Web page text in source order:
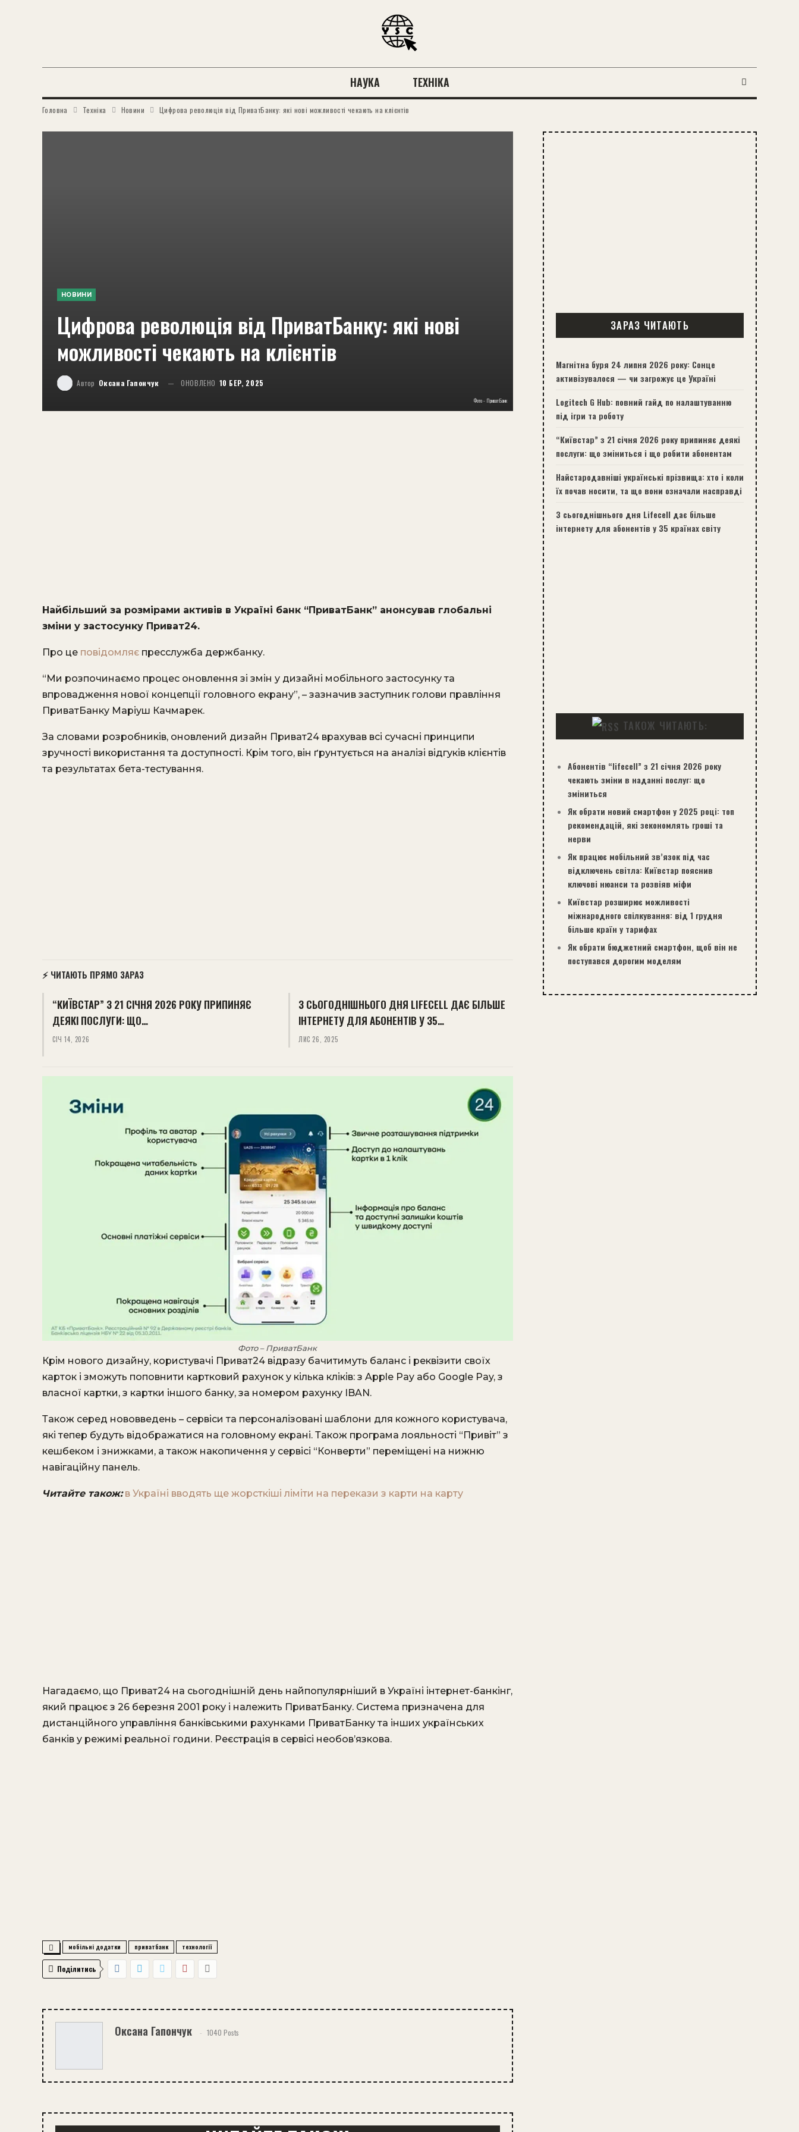
НАУКА ТЕХНІКА
Головна Техніка Новини Цифрова революція від ПриватБанку: які нові можливості чекають на клієнтів
НОВИНИ
Цифрова революція від ПриватБанку: які нові
можливості чекають на клієнтів
Автор Оксана Гапончук ОНОВЛЕНО 10 БЕР, 2025
Фото - ПриватБанк
Найбільший за розмірами активів в Україні банк “ПриватБанк” анонсував глобальні
зміни у застосунку Приват24.
Про це повідомляє пресслужба держбанку.
“Ми розпочинаємо процес оновлення зі змін у дизайні мобільного застосунку та
впровадження нової концепції головного екрану”, – зазначив заступник голови правління
ПриватБанку Маріуш Качмарек.
За словами розробників, оновлений дизайн Приват24 врахував всі сучасні принципи
зручності використання та доступності. Крім того, він ґрунтується на аналізі відгуків клієнтів
та результатах бета-тестування.
⚡ ЧИТАЮТЬ ПРЯМО ЗАРАЗ
“КИЇВСТАР” З 21 СІЧНЯ 2026 РОКУ ПРИПИНЯЄ
ДЕЯКІ ПОСЛУГИ: ЩО…
СІЧ 14, 2026
З СЬОГОДНІШНЬОГО ДНЯ LIFECELL ДАЄ БІЛЬШЕ
ІНТЕРНЕТУ ДЛЯ АБОНЕНТІВ У 35…
ЛИС 26, 2025
Фото – ПриватБанк
Крім нового дизайну, користувачі Приват24 відразу бачитимуть баланс і реквізити своїх
карток і зможуть поповнити картковий рахунок у кілька кліків: з Apple Pay або Google Pay, з
власної картки, з картки іншого банку, за номером рахунку IBAN.
Також серед нововведень – сервіси та персоналізовані шаблони для кожного користувача,
які тепер будуть відображатися на головному екрані. Також програма лояльності “Привіт” з
кешбеком і знижками, а також накопичення у сервісі “Конверти” переміщені на нижню
навігаційну панель.
Читайте також: в Україні вводять ще жорсткіші ліміти на перекази з карти на карту
Нагадаємо, що Приват24 на сьогоднішній день найпопулярніший в Україні інтернет-банкінг,
який працює з 26 березня 2001 року і належить ПриватБанку. Система призначена для
дистанційного управління банківськими рахунками ПриватБанку та інших українських
банків у режимі реальної години. Реєстрація в сервісі необов’язкова.
мобільні додатки приватбанк технології
Поділитись
Оксана Гапончук 1040 Posts
ЗАРАЗ ЧИТАЮТЬ
Магнітна буря 24 липня 2026 року: Сонце
активізувалося — чи загрожує це Україні
Logitech G Hub: повний гайд по налаштуванню
під ігри та роботу
“Київстар” з 21 січня 2026 року припиняє деякі
послуги: що зміниться і що робити абонентам
Найстародавніші українські прізвища: хто і коли
їх почав носити, та що вони означали насправді
З сьогоднішнього дня Lifecell дає більше
інтернету для абонентів у 35 країнах світу
ТАКОЖ ЧИТАЮТЬ:
Абонентів “lifecell” з 21 січня 2026 року
чекають зміни в наданні послуг: що
зміниться
Як обрати новий смартфон у 2025 році: топ
рекомендацій, які зекономлять гроші та
нерви
Як працює мобільний зв’язок під час
відключень світла: Київстар пояснив
ключові нюанси та розвіяв міфи
Київстар розширює можливості
міжнародного спілкування: від 1 грудня
більше країн у тарифах
Як обрати бюджетний смартфон, щоб він не
поступався дорогим моделям